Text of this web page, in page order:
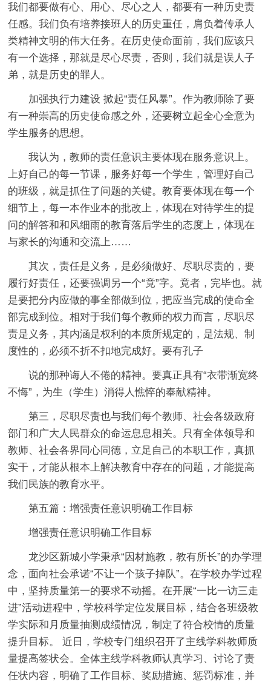
我们都要做有心、用心、尽心之人，都要有一种历史责
任感。我们负有培养接班人的历史重任，肩负着传承人
类精神文明的伟大任务。在历史使命面前，我们应该只
有一个选择，那就是尽心尽责，否则，我们就是误人子
弟，就是历史的罪人。
加强执行力建设 掀起“责任风暴”。作为教师除了要
有一种崇高的历史使命感之外，还要树立起全心全意为
学生服务的思想。
我认为，教师的责任意识主要体现在服务意识上。
上好自己的每一节课，服务好每一个学生，管理好自己
的班级，就是抓住了问题的关键。教育要体现在每一个
细节上，每一本作业本的批改上，体现在对待学生的提
问的解答和和风细雨的教育落后学生的态度上，体现在
与家长的沟通和交流上……
其次，责任是义务，是必须做好、尽职尽责的，要
履行好责任，还要强调另一个“竟”字。竟者，完毕也。就
是要把分内应做的事全部做到位，把应当完成的使命全
部完成到位。相对于我们每个教师的权力而言，尽职尽
责是义务，其内涵是权利的本质所规定的，是法规、制
度性的，必须不折不扣地完成好。要有孔子
说的那种诲人不倦的精神。要真正具有“衣带渐宽终
不悔”，为生（学生）消得人憔悴的奉献精神。
第三，尽职尽责也与我们每个教师、社会各级政府
部门和广大人民群众的命运息息相关。只有全体领导和
教师、社会各界同心同德，立足自己的本职工作，真抓
实干，才能从根本上解决教育中存在的问题，才能提高
我们民族的教育水平。
第五篇：增强责任意识明确工作目标
增强责任意识明确工作目标
龙沙区新城小学秉承“因材施教，教有所长”的办学理
念，面向社会承诺“不让一个孩子掉队”。在学校办学过程
中，坚持质量第一的要求不动摇。在开展“一比一访三走
进”活动进程中，学校科学定位发展目标，结合各班级教
学实际和月质量抽测成绩情况，制定了符合校情的质量
提升目标。 近日，学校专门组织召开了主线学科教师质
量提高签状会。全体主线学科教师认真学习、讨论了责
任状内容，明确了工作目标、奖励措施、惩罚标准，并